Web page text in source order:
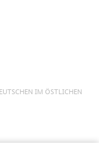
IM ÖSTLICHEN